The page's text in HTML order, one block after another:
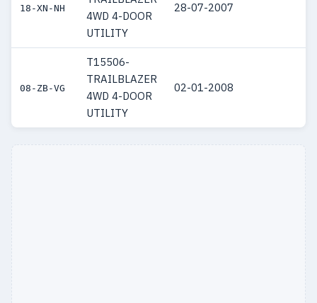
18-XN-NH
4WD 4-DOOR
UTILITY
28-07-2007
08-ZB-VG
T15506-
TRAILBLAZER
4WD 4-DOOR
UTILITY
02-01-2008